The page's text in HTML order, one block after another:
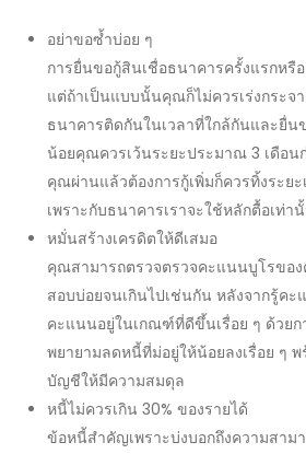
อย่าขอซ้ำบ่อย ๆ
การยื่นขอกู้สินเชื่อธนาคารครั้งแรกหรื
แต่ถ้าเป็นแบบนั้นคุณก็ไม่ควรเร่งกระจ
ธนาคารติดกันในเวลาที่ใกล้กันและยื่น
น้อยคุณควรเว้นระยะประมาณ 3 เดือน
คุณผ่านแล้วต้องการกู้เพิ่มก็ควรทิ้งระยะ
เพราะกับธนาคารเราจะใช้หลักตื้อเท่า
หมั่นสร้างเครดิตให้ดีเสมอ
คุณสามารถตรวจตรวจคะแนนบูโรขอ
สอบบ่อยจนเกินไปเช่นกัน หลังจากรู้ค
คะแนนอยู่ในเกณฑ์ที่ดีขึ้นเรื่อย ๆ ด้วย
พยายามลดหนี้ที่ม่อยู่ให้น้อยลงเรื่อย ๆ พ
บัญชีให้มีความสมดุล
หนี้ไม่ควรเกิน 30% ของรายได้
ข้อหนี้สำคัญเพราะบ่งบอกถึงความสาม